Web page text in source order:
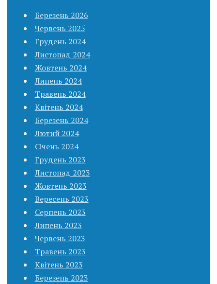
Березень 2026
Червень 2025
Грудень 2024
Листопад 2024
Жовтень 2024
Липень 2024
Травень 2024
Квітень 2024
Березень 2024
Лютий 2024
Січень 2024
Грудень 2023
Листопад 2023
Жовтень 2023
Вересень 2023
Серпень 2023
Липень 2023
Червень 2023
Травень 2023
Квітень 2023
Березень 2023